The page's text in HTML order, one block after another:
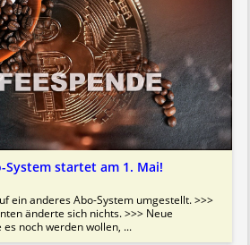
System startet am 1. Mai!
ein anderes Abo-System umgestellt. >>>
änderte sich nichts. >>> Neue
noch werden wollen, ...